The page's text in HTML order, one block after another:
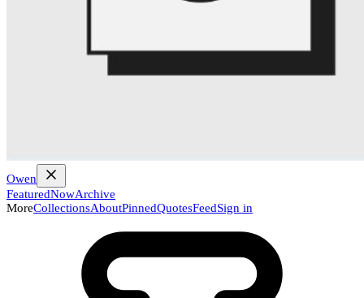
Owen
FeaturedNowArchive
MoreCollectionsAboutPinnedQuotesFeedSign in